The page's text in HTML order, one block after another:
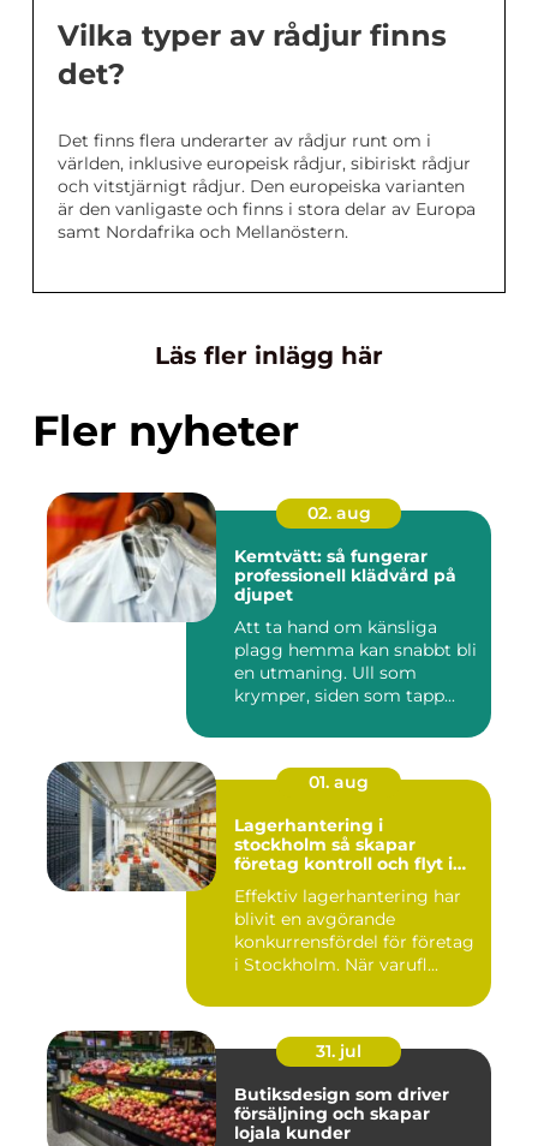
Vilka typer av rådjur finns
det?
Det finns flera underarter av rådjur runt om i
världen, inklusive europeisk rådjur, sibiriskt rådjur
och vitstjärnigt rådjur. Den europeiska varianten
är den vanligaste och finns i stora delar av Europa
samt Nordafrika och Mellanöstern.
Läs fler inlägg här
Fler nyheter
02. aug
Kemtvätt: så fungerar
professionell klädvård på
djupet
Att ta hand om känsliga
plagg hemma kan snabbt bli
en utmaning. Ull som
krymper, siden som tapp...
01. aug
Lagerhantering i
stockholm så skapar
företag kontroll och flyt i
Effektiv lagerhantering har
blivit en avgörande
konkurrensfördel för företag
i Stockholm. När varufl...
31. jul
Butiksdesign som driver
försäljning och skapar
lojala kunder